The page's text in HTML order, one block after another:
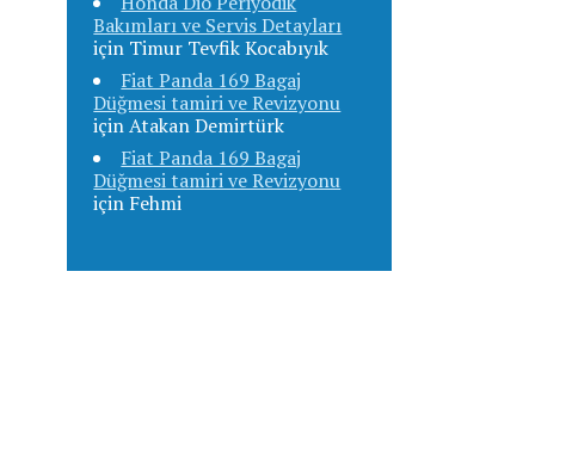
Bakımları ve Servis Detayları
için Timur Tevfik Kocabıyık
Fiat Panda 169 Bagaj
Düğmesi tamiri ve Revizyonu
içinAtakan Demirtürk
Fiat Panda 169 Bagaj
Düğmesi tamiri ve Revizyonu
için Fehmi